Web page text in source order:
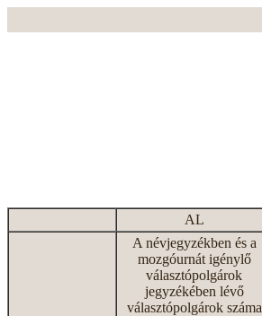
AL
A névjegyzékben és a
mozgóurnát igénylő
választópolgárok
jegyzékében lévő
választópolgárok száma